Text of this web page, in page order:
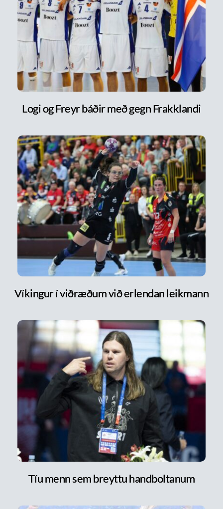
Logi og Freyr báðir með gegn Frakklandi
Víkingur í viðræðum við erlendan leikmann
Tíu menn sem breyttu handboltanum